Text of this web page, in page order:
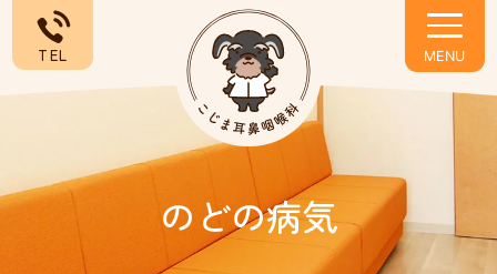
TEL
のどの病気